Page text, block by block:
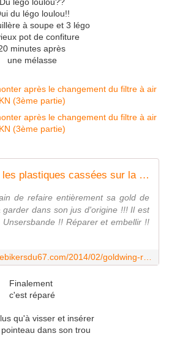
du légo loulou!!
à soupe et 3 légo
pot de confiture
minutes après
une mélasse
Goldwing - réparer les plastiques cassées sur la gold 1500 par jack57 - Le blog de UNSER'S BANDE DE BIKERS du 67
de refaire entièrement sa gold de
garder dans son jus d'origine !!! Il est
!! Réparer et embellir !!
Finalement
c'est réparé
qu'à visser et insérer
dans son trou